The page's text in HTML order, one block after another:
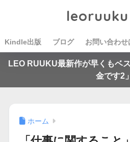
Kindle出版 ブログ お問い合わせ
LEO RUUKU最新作が早くもベ
金です2」
ホーム